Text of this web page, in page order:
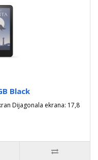
Black
Dijagonala ekrana: 17,8